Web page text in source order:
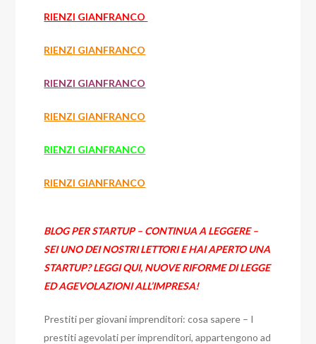
RIENZI GIANFRANCO
RIENZI GIANFRANCO
RIENZI GIANFRANCO
RIENZI GIANFRANCO
RIENZI GIANFRANCO
RIENZI GIANFRANCO
BLOG PER STARTUP – CONTINUA A LEGGERE –
SEI UNO DEI NOSTRI LETTORI E HAI APERTO UNA
STARTUP? LEGGI QUI, NUOVE RIFORME DI LEGGE
ED AGEVOLAZIONI ALL’IMPRESA!
Prestiti per giovani imprenditori: cosa sapere – I
prestiti agevolati per imprenditori, appartengono ad